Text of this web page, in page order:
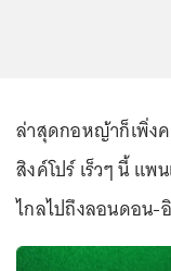
ล่าสุดกอหญ้าก็เพิ่ง
สิงค์โปร์ เร็วๆ นี้ แ
ไกลไปถึงลอนดอน-